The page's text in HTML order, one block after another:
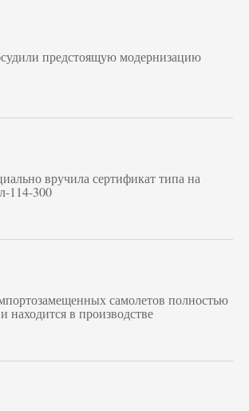
предстоящую модернизацию
вручила сертификат типа на
114-300
самолетов полностью
находится в производстве